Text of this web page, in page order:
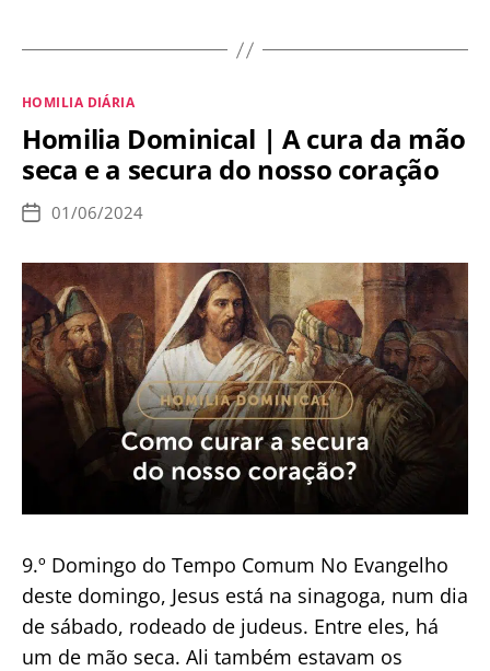
|
pureza
masculina
Categorias
HOMILIA DIÁRIA
Homilia Dominical | A cura da mão
seca e a secura do nosso coração
Data
publicação
01/06/2024
9.º Domingo do Tempo Comum No Evangelho
deste domingo, Jesus está na sinagoga, num dia
de sábado, rodeado de judeus. Entre eles, há
um de mão seca. Ali também estavam os